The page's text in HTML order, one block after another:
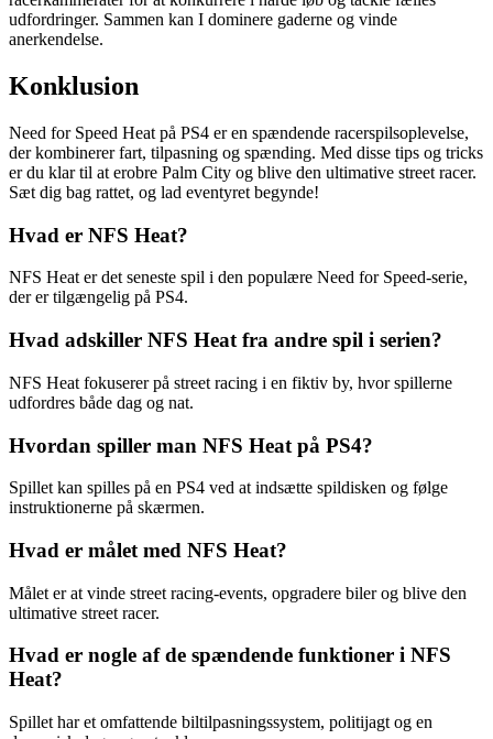
udfordringer. Sammen kan I dominere gaderne og vinde
anerkendelse.
Konklusion
Need for Speed Heat på PS4 er en spændende racerspilsoplevelse,
der kombinerer fart, tilpasning og spænding. Med disse tips og tricks
er du klar til at erobre Palm City og blive den ultimative street racer.
Sæt dig bag rattet, og lad eventyret begynde!
Hvad er NFS Heat?
NFS Heat er det seneste spil i den populære Need for Speed-serie,
der er tilgængelig på PS4.
Hvad adskiller NFS Heat fra andre spil i serien?
NFS Heat fokuserer på street racing i en fiktiv by, hvor spillerne
udfordres både dag og nat.
Hvordan spiller man NFS Heat på PS4?
Spillet kan spilles på en PS4 ved at indsætte spildisken og følge
instruktionerne på skærmen.
Hvad er målet med NFS Heat?
Målet er at vinde street racing-events, opgradere biler og blive den
ultimative street racer.
Hvad er nogle af de spændende funktioner i NFS
Heat?
Spillet har et omfattende biltilpasningssystem, politijagt og en